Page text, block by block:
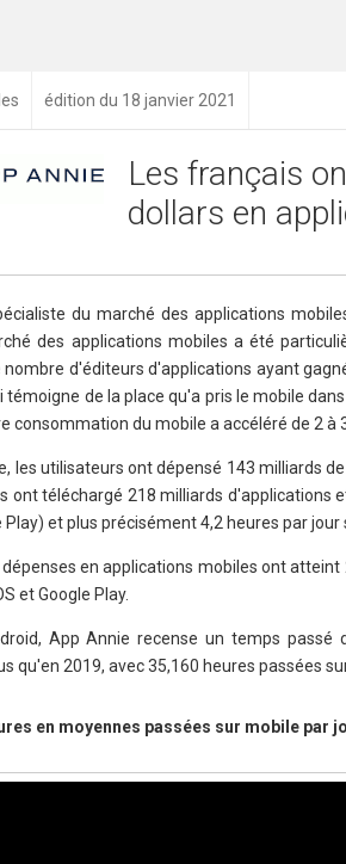
édition du 18 janvier 2021
Les français
dollars en
du marché des applications
des applications mobiles a été
nombre d'éditeurs d'applications ayant
témoigne de la place qu'a pris le mobile
consommation du mobile a accéléré de 2 à
les utilisateurs ont dépensé 143 milliards
ont téléchargé 218 milliards
Play) et plus précisément 4,2 heures par jour
dépenses en applications mobiles ont
et Google Play.
App Annie recense un temps
qu'en 2019, avec 35,160 heures passées
en moyennes passées sur mobile par